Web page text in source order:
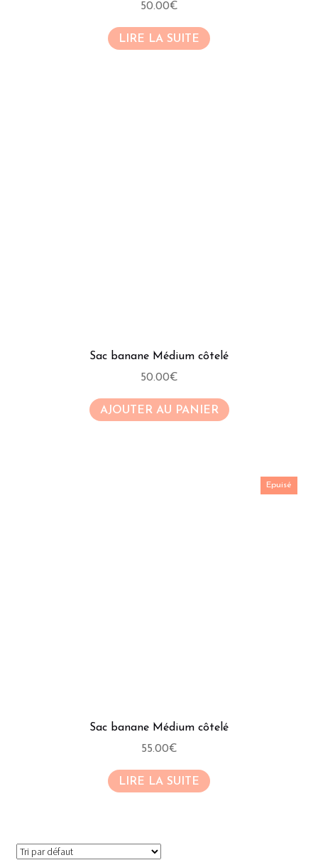
50.00€
LIRE LA SUITE
Sac banane Médium côtelé
50.00€
AJOUTER AU PANIER
Epuisé
Sac banane Médium côtelé
55.00€
LIRE LA SUITE